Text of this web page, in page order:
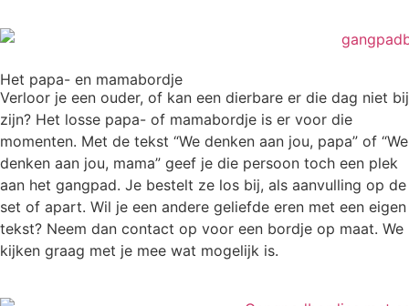
Het papa- en mamabordje
Verloor je een ouder, of kan een dierbare er die dag niet bij
zijn? Het losse papa- of mamabordje is er voor die
momenten. Met de tekst “We denken aan jou, papa” of “We
denken aan jou, mama” geef je die persoon toch een plek
aan het gangpad. Je bestelt ze los bij, als aanvulling op de
set of apart. Wil je een andere geliefde eren met een eigen
tekst? Neem dan contact op voor een bordje op maat. We
kijken graag met je mee wat mogelijk is.